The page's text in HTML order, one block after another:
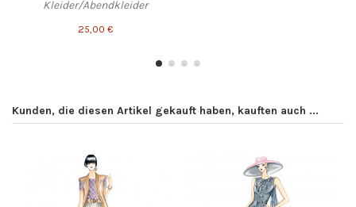
Kleider/Abendkleider
25,00 €
Kunden, die diesen Artikel gekauft haben, kauften auch ...